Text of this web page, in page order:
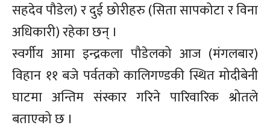
सहदेव पौडेल) र दुई छोरीहरु (सिता सापकोटा र विना
अधिकारी) रहेका छन् ।
स्वर्गीय आमा इन्द्रकला पौडेलको आज (मंगलबार)
विहान ११ बजे पर्वतको कालिगण्डकी स्थित मोदीबेनी
घाटमा अन्तिम संस्कार गरिने पारिवारिक श्रोतले
बताएको छ ।